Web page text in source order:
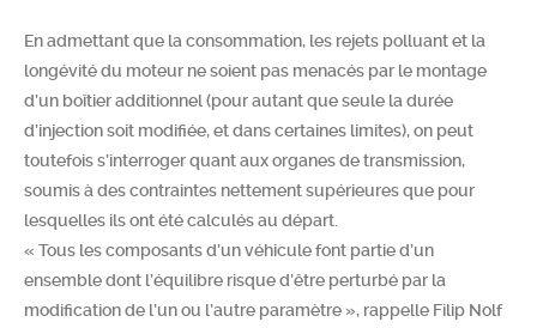
En admettant que la consommation, les rejets polluant et la
longévité du moteur ne soient pas menacés par le montage
d’un boîtier additionnel (pour autant que seule la durée
d’injection soit modifiée, et dans certaines limites), on peut
toutefois s’interroger quant aux organes de transmission,
soumis à des contraintes nettement supérieures que pour
lesquelles ils ont été calculés au départ.
« Tous les composants d’un véhicule font partie d’un
ensemble dont l’équilibre risque d’être perturbé par la
modification de l’un ou l’autre paramètre », rappelle Filip Nolf